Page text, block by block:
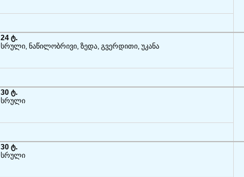
24 ტ.
სრული, ნაწილობრივი, ზედა, გვერდითი, უკანა
30 ტ.
სრული
30 ტ.
სრული